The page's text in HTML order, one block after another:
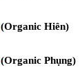
(Organic Hiên)
(Organic Phụng)